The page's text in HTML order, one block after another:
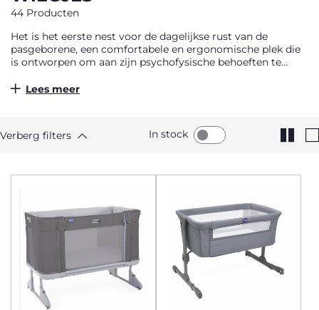
44 Producten
Het is het eerste nest voor de dagelijkse rust van de
pasgeborene, een comfortabele en ergonomische plek die
is ontworpen om aan zijn psychofysische behoeften te
Lees meer
Verberg filters In stock